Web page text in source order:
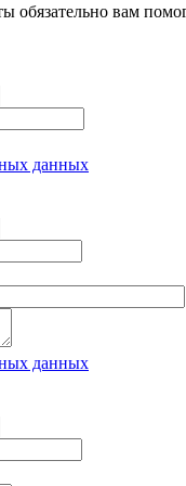
обязательно вам
данных
данных